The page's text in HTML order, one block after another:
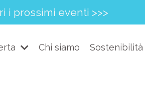
i prossimi eventi >>>
Chi siamo Sostenibilità